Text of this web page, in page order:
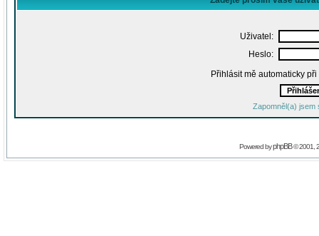
Uživatel:
Heslo:
Přihlásit mě automaticky
Zapomněl(a) jsem
Powered byphpBB© 2001,